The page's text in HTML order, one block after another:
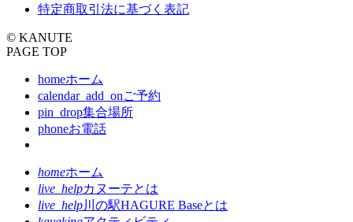
特定商取引法に基づく表記
© KANUTE
PAGE TOP
homeホーム
calendar_add_onご予約
pin_drop集合場所
phoneお電話
homeホーム
live_helpカヌーテとは
live_help川の駅HAGURE Baseとは